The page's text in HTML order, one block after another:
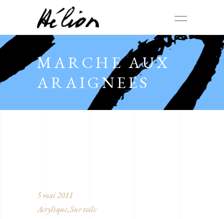
MARCHE AUX
ARAIGNEES
5 mai 2011
Acrylique, Sur toile